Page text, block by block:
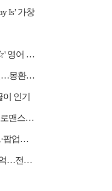
Is’ 가창
유니스, 日 오리콘 4위 입성…'기미서머☆' 영어 버전 발표
성지영, 엔하이픈 새 앨범 트레일러 출연…몽환적 서사 완성
인기
‘최애의 사원’ 강훈·김혜준·차우민, 삼각 로맨스 강렬한 첫 만남
데뷔 10주년 SF9, 정규 2집 컴백…콘서트·팝업스토어 등 열일 행보
[스톡 브리핑] YG엔터, 2Q 영업이익 110억…전년比 31.2% 증가